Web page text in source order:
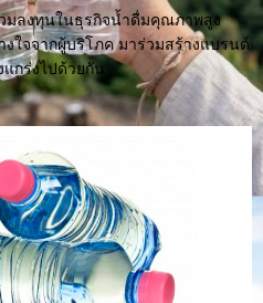
มลงทุนในธุรกิจน้ำดื่มคุณภาพสูง
ใจจากผู้บริโภค มาร่วมสร้างแบรนด์
กร่งไปด้วยกัน